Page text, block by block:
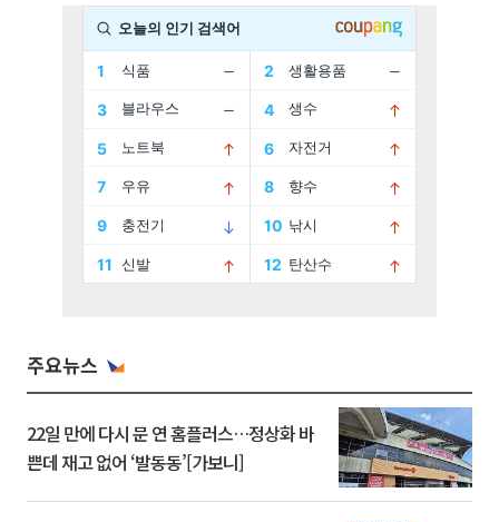
주요뉴스
22일 만에 다시 문 연 홈플러스…정상화 바
쁜데 재고 없어 ‘발동동’[가보니]